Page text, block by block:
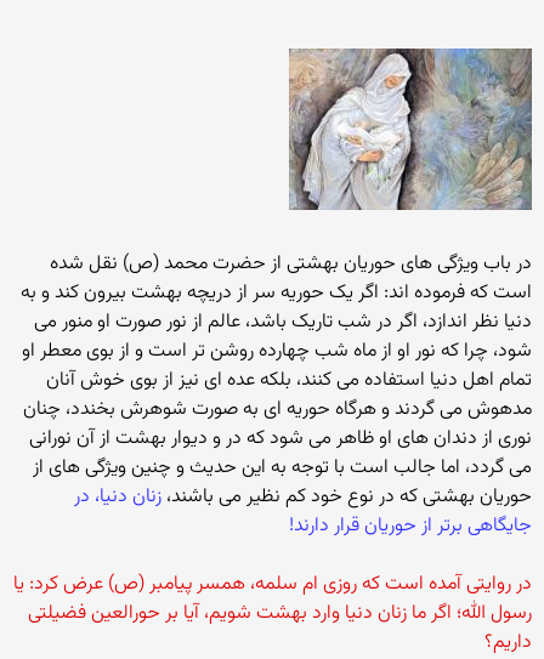
در باب ویژگی های حوریان بهشتی از حضرت محمد (ص) نقل شده
است که فرموده اند: اگر یک حوریه سر از دریچه بهشت بیرون کند و به
دنیا نظر اندازد، اگر در شب تاریک باشد، عالم از نور صورت او منور می
شود، چرا که نور او از ماه شب چهارده روشن تر است و از بوی معطر او
تمام اهل دنیا استفاده می کنند، بلکه عده ای نیز از بوی خوش آنان
مدهوش می گردند و هرگاه حوریه ای به صورت شوهرش بخندد، چنان
نوری از دندان های او ظاهر می شود که در و دیوار بهشت از آن نورانی
می گردد، اما جالب است با توجه به این حدیث و چنین ویژگی های از
حوریان بهشتی که در نوع خود کم نظیر می باشند، زنان دنیا، در
جایگاهی برتر از حوریان قرار دارند!
در روایتی آمده است که روزی ام سلمه، همسر پیامبر (ص) عرض کرد: یا
رسول الله؛ اگر ما زنان دنیا وارد بهشت شویم، آیا بر حورالعین فضیلتی
داریم؟